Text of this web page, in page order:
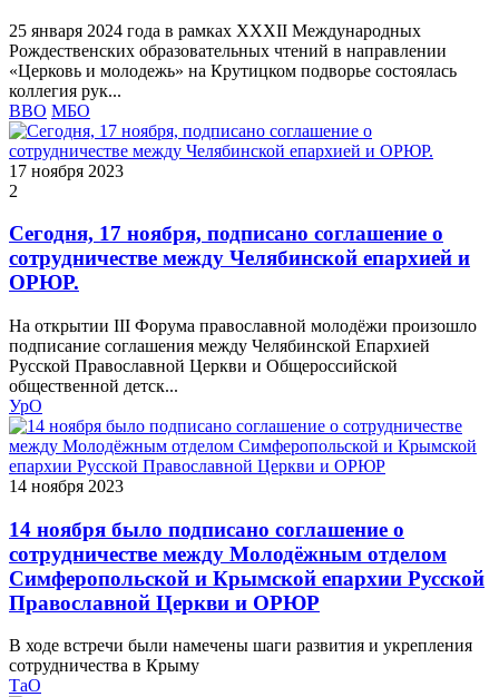
25 января 2024 года в рамках XXXII Международных
Рождественских образовательных чтений в направлении
«Церковь и молодежь» на Крутицком подворье состоялась
коллегия рук...
ВВО МБО
17 ноября 2023
2
Сегодня, 17 ноября, подписано соглашение о
сотрудничестве между Челябинской епархией и
ОРЮР.
На открытии III Форума православной молодёжи произошло
подписание соглашения между Челябинской Епархией
Русской Православной Церкви и Общероссийской
общественной детск...
УрО
14 ноября 2023
14 ноября было подписано соглашение о
сотрудничестве между Молодёжным отделом
Симферопольской и Крымской епархии Русской
Православной Церкви и ОРЮР
В ходе встречи были намечены шаги развития и укрепления
сотрудничества в Крыму
ТаО